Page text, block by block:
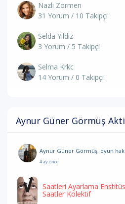
Nazlı Zormen
31 Yorum / 10 Takipçi
Selda Yıldız
3 Yorum / 5 Takipçi
Selma Krkc
14 Yorum / 0 Takipçi
Aynur Güner Görmüş
Aynur Güner Görmüş, oyun
4 ay önce
Saatleri Ayarlama
Saatler Kolektif